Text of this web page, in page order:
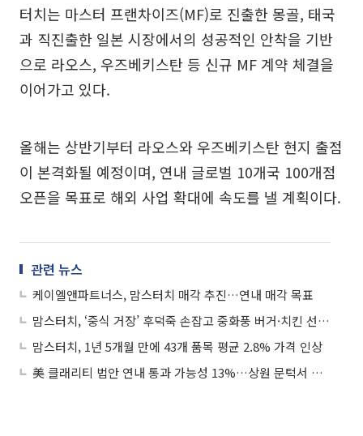
터치는 마스터 프랜차이즈(MF)로 진출한 몽골, 태국
과 직진출한 일본 시장에서의 성공적인 안착을 기반
으로 라오스, 우즈베키스탄 등 신규 MF 계약 체결을
이어가고 있다.
올해는 상반기부터 라오스와 우즈베키스탄 현지 출점
이 본격화될 예정이며, 연내 글로벌 10개국 100개점
오픈을 목표로 해외 사업 확대에 속도를 낼 계획이다.
관련 뉴스
케이엘앤파트너스, 맘스터치 매각 추진…연내 매각 목표
맘스터치, ‘중식 거장’ 후덕죽 손잡고 중화풍 버거·치킨 선봬...“시원한 궁채 식감이 킥”
맘스터치, 1년 5개월 만에 43개 품목 평균 2.8% 가격 인상
美 클래리티 법안 연내 통과 가능성 13%…상원 문턱서 제동